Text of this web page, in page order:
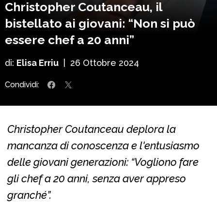
Christopher Coutanceau, il
bistellato ai giovani: “Non si può
essere chef a 20 anni”
di: Elisa Erriu 26 Ottobre 2024
Condividi:
Christopher Coutanceau deplora la
mancanza di conoscenza e l'entusiasmo
delle giovani generazioni: “Vogliono fare
gli chef a 20 anni, senza aver appreso
granché”.